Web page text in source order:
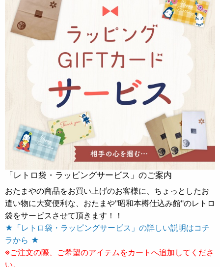
「レトロ袋・ラッピングサービス」のご案内
おたまやの商品をお買い上げのお客様に、ちょっとしたお
遣い物に大変便利な、おたまや"昭和本樽仕込み館"のレトロ
袋をサービスさせて頂きます！！
★「レトロ袋・ラッピングサービス」の詳しい説明はコチ
ラから ★
※ご注文の際、ご希望のアイテムをカートへ追加してくださ
い。